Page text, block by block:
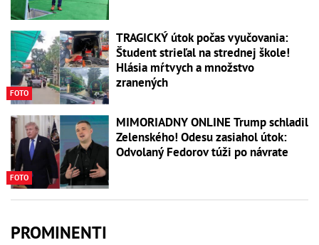
FOTO
TRAGICKÝ útok počas vyučovania:
Študent strieľal na strednej škole!
Hlásia mŕtvych a množstvo
zranených
FOTO
MIMORIADNY ONLINE Trump schladil
Zelenského! Odesu zasiahol útok:
Odvolaný Fedorov túži po návrate
PROMINENTI